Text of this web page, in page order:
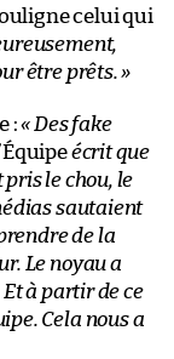
celui qui
être prêts. »
:« Des fake
écrit que
pris le chou, le
sautaient
de la
Le noyau a
à partir de ce
Cela nous a